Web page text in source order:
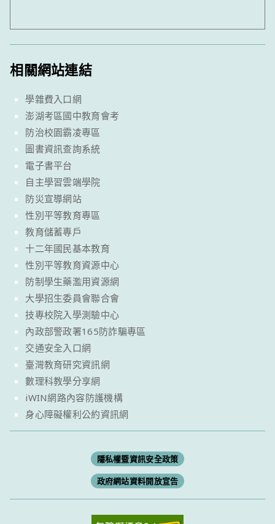
相關網站連結
學雜費入口網
澎湖考區國中教育會考
防治校園霸凌專區
圖書資訊查詢系統
電子書平台
自主學習雲端學院
防災宣導網站
性別平等教育專區
教育儲蓄專戶
十二年國民基本教育
性別平等教育資源中心
防制學生藥濫用資源網
大學招生委員會聯合會
技專校院入學測驗中心
內政部警政署165防詐騙專區
交通安全入口網
臺灣教育研究資訊網
數理科教學分享網
iWIN網路內容防護機構
身心障礙權利公約資訊網
隱私權暨資訊安全政策
政府網站資料開放宣告